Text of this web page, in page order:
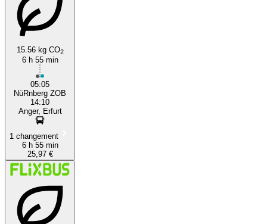
15.56 kg CO2
6 h 55 min
05:05
NüRnberg ZOB
14:10
Anger, Erfurt
1 changement
6 h 55 min
25,97 €